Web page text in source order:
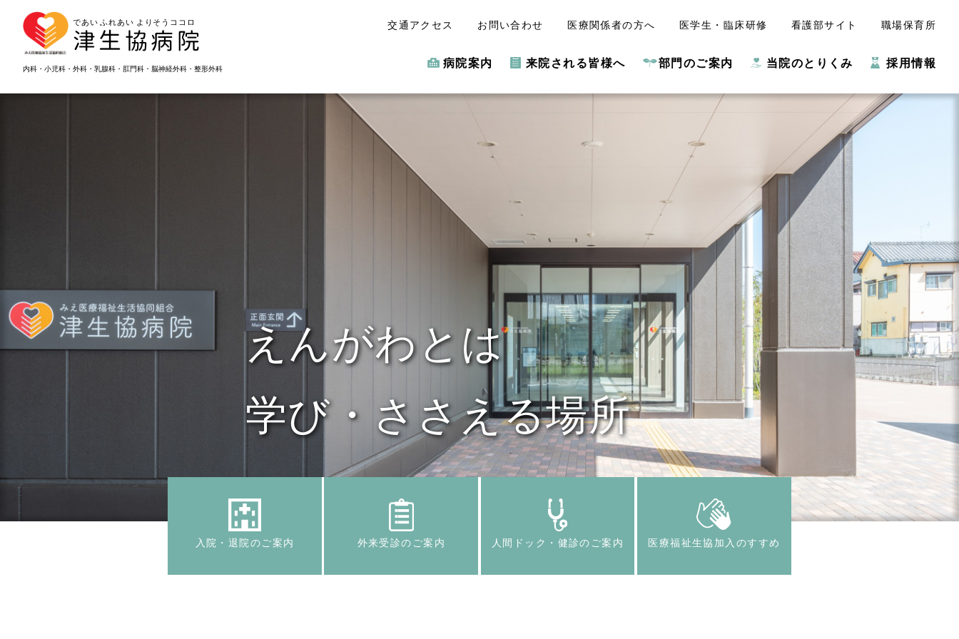
であい ふれあい よりそうココロ
津生協病院
内科・小児科・外科・乳腺科・肛門科・脳神経外科・整形外科
交通アクセス お問い合わせ 医療関係者の方へ 医学生・臨床研修 看護部サイト 職場保育所
病院案内 来院される皆様へ 部門のご案内 当院のとりくみ 採用情報
あなたにとっての
えんがわを目指します
えんがわとは
学び・ささえる場所
えんがわとは
自分の生き方と向き合う場所
ふれあい よりそう ココロ
津生協病院
入院・退院のご案内 外来受診のご案内 人間ドック・健診のご案内 医療福祉生協加入のすすめ